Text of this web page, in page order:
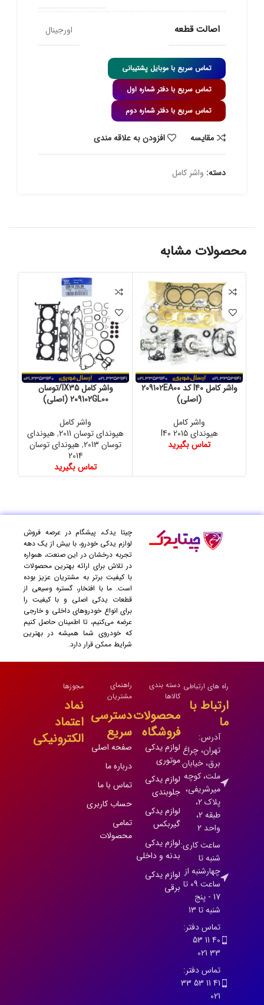
اصالت قطعه اورجینال
تماس سریع با موبایل پشتیبانی
تماس سریع با دفتر شماره اول
تماس سریع با دفتر شماره دوم
مقايسه افزودن به علاقه مندی
دسته: واشر کامل
محصولات مشابه
واشر کامل I40 کد 209102EA00
(اصلی)
واشر کامل
هیوندای I40 2015
تماس بگیرید
واشر کامل IX35/توسان
209102GL00 (اصلی)
واشر کامل
هیوندای توسان 2011
,هیوندای
توسان 2013
,هیوندای توسان
2014
تماس بگیرید
چیتا یدک، پیشگام در عرصه فروش
لوازم یدکی خودرو، با بیش از یک دهه
تجربه درخشان در این صنعت، همواره
در تلاش برای ارائه بهترین محصولات
با کیفیت برتر به مشتریان عزیز بوده
است. ما با افتخار، گستره وسیعی از
قطعات یدکی اصلی و با کیفیت را
برای انواع خودروهای داخلی و خارجی
عرضه می‌کنیم، تا اطمینان حاصل کنیم
که خودروی شما همیشه در بهترین
شرایط ممکن قرار دارد.
راه های ارتباطی
ارتباط با
ما
آدرس:
تهران، چراغ
برق، خیابان
ملت، کوچه
میرشریفی،
پلاک 2،
طبقه 2،
واحد 2
ساعت کاری:
شنبه تا
چهارشنبه از
ساعت 09 تا
17 - پنج
شنبه تا 13
تماس دفتر:
40 11 53
33 021
تماس دفتر:
41 11 53 33
021
دسته بندی
کالاها
محصولات
فروشگاه
لوازم یدکی
موتوری
لوازم یدکی
جلوبندی
لوازم یدکی
گیربکس
لوازم یدکی
بدنه و داخلی
لوازم یدکی
برقی
راهنمای
مشتریان
دسترسی
سریع
صفحه اصلی
درباره ما
تماس با ما
حساب کاربری
تمامی
محصولات
مجوزها
نماد
اعتماد
الکترونیکی